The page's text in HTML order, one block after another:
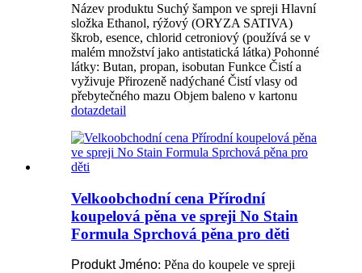
Název produktu Suchý šampon ve spreji Hlavní
složka Ethanol, rýžový (ORYZA SATIVA)
škrob, esence, chlorid cetroniový (používá se v
malém množství jako antistatická látka) Pohonné
látky: Butan, propan, isobutan Funkce Čistí a
vyživuje Přirozeně nadýchané Čistí vlasy od
přebytečného mazu Objem baleno v kartonu
dotazdetail
Velkoobchodní cena Přírodní
koupelová pěna ve spreji No Stain
Formula Sprchová pěna pro děti
Produkt Jméno: Pěna do koupele ve spreji